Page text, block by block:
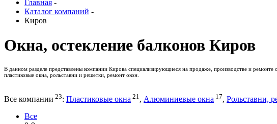
Главная -
Каталог компаний -
Киров
Окна, остекление балконов Киров
В данном разделе представлены компании Кирова специализирующиеся на продаже, производстве и
пластиковые окна, рольставни и решетки, ремонт окон.
Все компании 23: Пластиковые окна 21 , Алюминиевые окна 17, Рольставни,
Все